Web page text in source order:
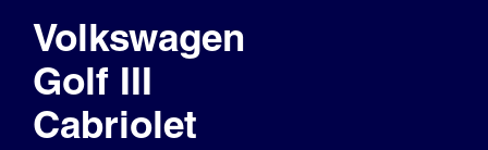
Volkswagen
Golf III
Cabriolet